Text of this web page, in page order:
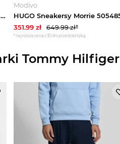
Sneakersy ze skóry z wiązaniem Model 'BALTMOORE' Geox Piaskowy
Modivo
351.99zł 649.99zł*
*najniższa cena z 30 dni przed obniżką
Tommy Hilfiger